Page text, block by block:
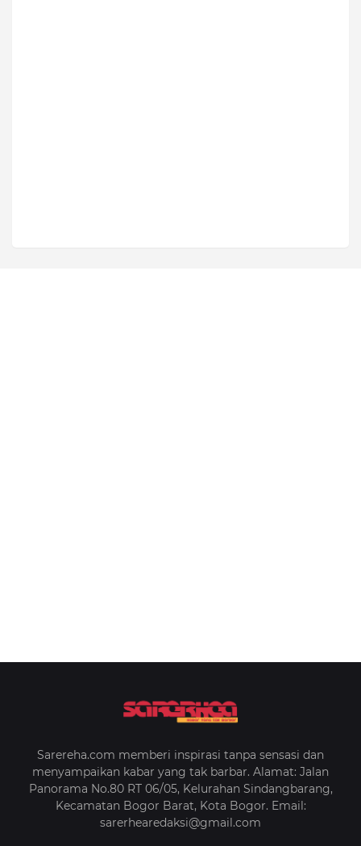
Sarereha.com memberi inspirasi tanpa sensasi dan
menyampaikan kabar yang tak barbar. Alamat: Jalan
Panorama No.80 RT 06/05, Kelurahan Sindangbarang,
Kecamatan Bogor Barat, Kota Bogor. Email:
sarerhearedaksi@gmail.com